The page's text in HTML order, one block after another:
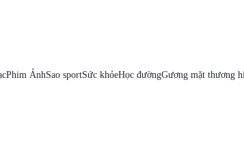
Phim ẢnhSao sportSức khỏeHọc đườngGương mặt thương